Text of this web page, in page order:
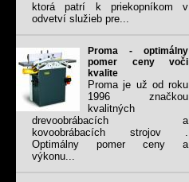
ktorá patrí k priekopníkom v
odvetví služieb pre...
Proma - optimálny
pomer ceny voči
kvalite
Proma je už od roku
1996 značkou
kvalitných
drevoobrábacích a
kovoobrábacích strojov .
Optimálny pomer ceny a
výkonu...